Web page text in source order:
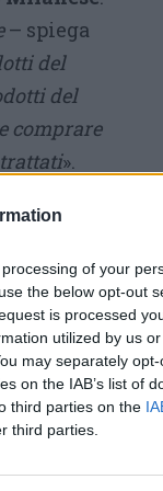
of your
the below opt-out
is processed
utilized by us
may separately
on the IAB’s list of
third parties on the
third parties.
– spiega
del
del
comprare
».
per
Locanda
Iyo